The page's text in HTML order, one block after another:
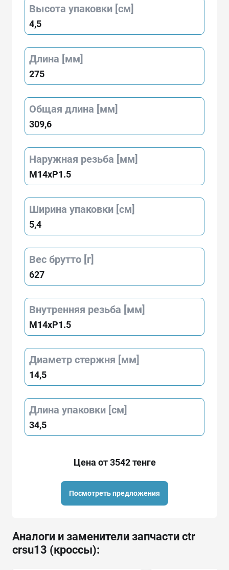
Высота упаковки [см]
4,5
Длина [мм]
275
Общая длина [мм]
309,6
Наружная резьба [мм]
M14xP1.5
Ширина упаковки [см]
5,4
Вес брутто [г]
627
Внутренняя резьба [мм]
M14xP1.5
Диаметр стержня [мм]
14,5
Длина упаковки [см]
34,5
Цена от 3542 тенге
Посмотреть предложения
Аналоги и заменители запчасти ctr
crsu13 (кроссы):